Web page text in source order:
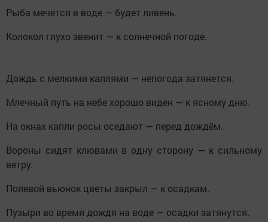
Рыба мечется в воде — будет ливень.
Колокол глухо звенит — к солнечной погоде.
Дождь с мелкими каплями — непогода затянется.
Млечный путь на небе хорошо виден — к ясному дню.
На окнах капли росы оседают — перед дождём.
Вороны сидят клювами в одну сторону — к сильному
ветру.
Полевой вьюнок цветы закрыл — к осадкам.
Пузыри во время дождя на воде — осадки затянутся.